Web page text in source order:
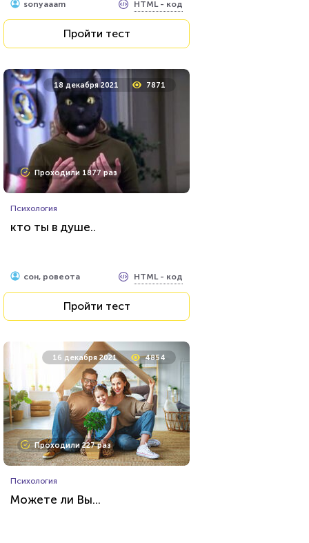
sonyaaam HTML - код
Пройти тест
18 декабря 2021 7871
Проходили 1877 раз
Психология
кто ты в душе..
сон, ровеота HTML - код
Пройти тест
16 декабря 2021 4854
Проходили 227 раз
Психология
Можете ли Вы...